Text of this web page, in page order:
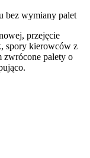
bez wymiany palet
przejęcie
spory kierowców z
zwrócone palety o